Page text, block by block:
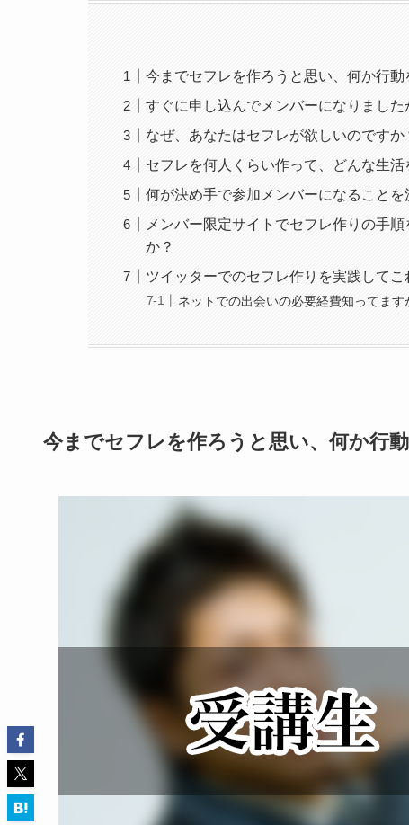
今までセフレを作ろうと思い、何か行
すぐに申し込んでメンバーになりました
なぜ、あなたはセフレが欲しいのですか
セフレを何人くらい作って、どんな生活
何が決め手で参加メンバーになることを
メンバー限定サイトでセフレ作りの手
か？
ツイッターでのセフレ作りを実践して
ネットでの出会いの必要経費知ってます
今までセフレを作ろうと思い、何か行